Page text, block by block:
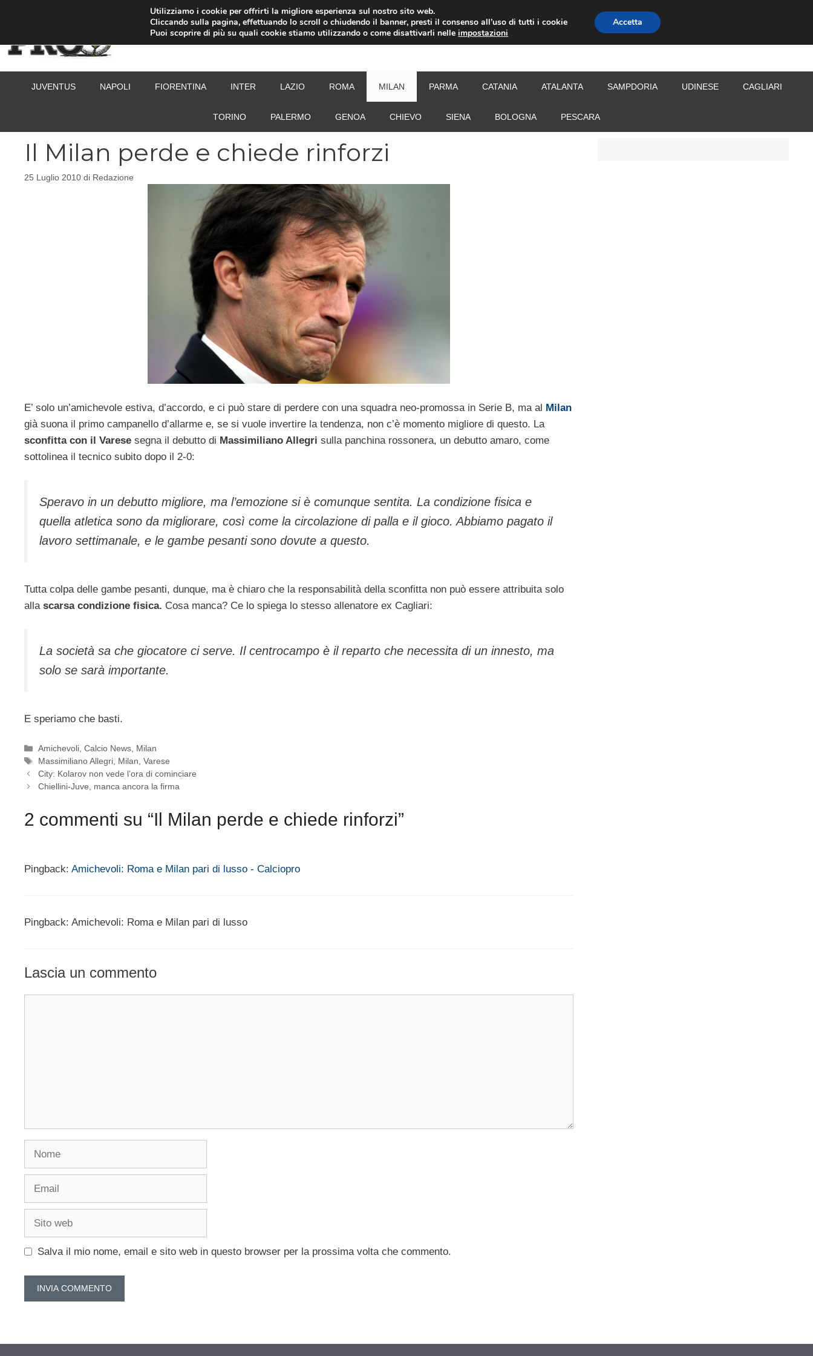
CALCIOMERCATO
JUVENTUS NAPOLI FIORENTINA INTER LAZIO ROMA MILAN PARMA CATANIA ATALANTA SAMPDORIA UDINESE CAGLIARI
TORINO PALERMO GENOA CHIEVO SIENA BOLOGNA PESCARA
Il Milan perde e chiede rinforzi
25 Luglio 2010 di Redazione
E’ solo un’amichevole estiva, d’accordo, e ci può stare di perdere con una squadra neo-promossa in Serie B, ma al Milan
già suona il primo campanello d’allarme e, se si vuole invertire la tendenza, non c’è momento migliore di questo. La
sconfitta con il Varese segna il debutto di Massimiliano Allegri sulla panchina rossonera, un debutto amaro, come
sottolinea il tecnico subito dopo il 2-0:
Speravo in un debutto migliore, ma l’emozione si è comunque sentita. La condizione fisica e
quella atletica sono da migliorare, così come la circolazione di palla e il gioco. Abbiamo pagato il
lavoro settimanale, e le gambe pesanti sono dovute a questo.
Tutta colpa delle gambe pesanti, dunque, ma è chiaro che la responsabilità della sconfitta non può essere attribuita solo
allascarsa condizione fisica. Cosa manca? Ce lo spiega lo stesso allenatore ex Cagliari:
La società sa che giocatore ci serve. Il centrocampo è il reparto che necessita di un innesto, ma
solo se sarà importante.
E speriamo che basti.
Categorie
Amichevoli,Calcio News, Milan
Tag
Massimiliano Allegri, Milan,Varese
City: Kolarov non vede l’ora di cominciare
Chiellini-Juve, manca ancora la firma
2 commenti su “Il Milan perde e chiede rinforzi”
Pingback: Amichevoli: Roma e Milan pari di lusso - Calciopro
Pingback: Amichevoli: Roma e Milan pari di lusso
Lascia un commento
Nome
Email
Sito
Salva il mio nome, email e sito web in questo browser per la prossima volta che commento.
Utilizziamo i cookie per offrirti la migliore esperienza sul nostro sito web.
Cliccando sulla pagina, effettuando lo scroll o chiudendo il banner, presti il consenso all’uso di tutti i cookie
Puoi scoprire di più su quali cookie stiamo utilizzando o come disattivarli nelleimpostazioni
Accetta